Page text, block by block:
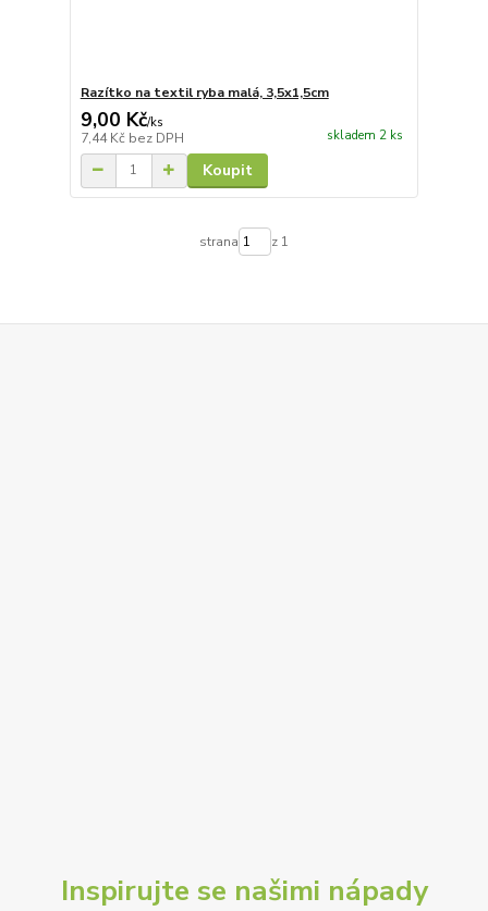
Razítko na textil ryba malá, 3,5x1,5cm
9,00 Kč/ks
7,44 Kč bez DPH skladem 2 ks
Koupit
strana z 1
Inspirujte se našimi nápady